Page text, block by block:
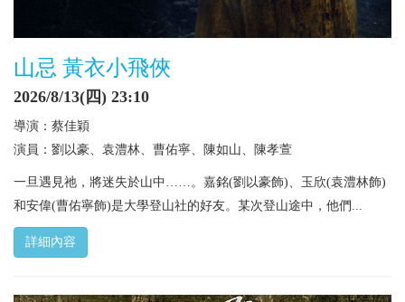
山忌 黃衣小飛俠
2026/8/13(四) 23:10
導演：蔡佳穎
演員：劉以豪、袁澧林、曹佑寧、陳如山、陳孝萱
一旦遇見祂，將迷失於山中……。嘉銘(劉以豪飾)、玉欣(袁澧林飾)
和安偉(曹佑寧飾)是大學登山社的好友。某次登山途中，他們...
詳細內容